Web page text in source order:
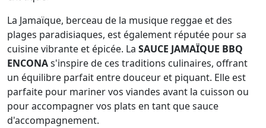
La Jamaïque, berceau de la musique reggae et des
plages paradisiaques, est également réputée pour sa
cuisine vibrante et épicée. La SAUCE JAMAÏQUE BBQ
ENCONAs'inspire de ces traditions culinaires, offrant
un équilibre parfait entre douceur et piquant. Elle est
parfaite pour mariner vos viandes avant la cuisson ou
pour accompagner vos plats en tant que sauce
d'accompagnement.